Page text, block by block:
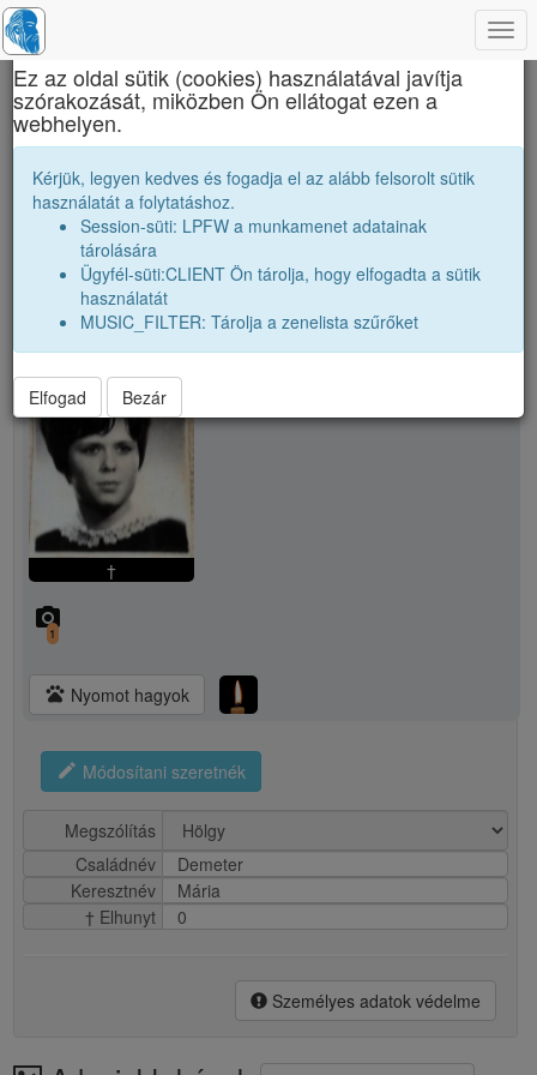
Brassai Sámuel Líceum
Demeter Mária
whatshot
Demeter Mária
†
camera_alt
1
pets Nyomot hagyok
edit Módosítani szeretnék
Megszólítás
Családnév
Demeter
Keresztnév
Mária
† Elhunyt
0
Személyes adatok védelme
×
Ez az oldal sütik (cookies) használatával javítja
szórakozását, miközben Ön ellátogat ezen a
webhelyen.
Kérjük, legyen kedves és fogadja el az alább felsorolt sütik
használatát a folytatáshoz.
Session-süti: LPFW a munkamenet adatainak
tárolására
Ügyfél-süti:CLIENT Ön tárolja, hogy elfogadta a sütik
használatát
MUSIC_FILTER: Tárolja a zenelista szűrőket
Elfogad Bezár